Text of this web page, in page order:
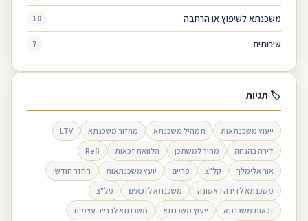
משכנתא לשיפוץ או הרחבה 10
שירותים 7
🏷 תגיות
ייעוץ משכנתאות תמהיל משכנתא מחזור משכנתא
LTV
דירה בהנחה
מחיר למשתכן הלוואת זכאות
Refi
אור אלימלך
קל"צ פריים יועץ משכנתאות
החזר חודשי
משכנתא לדירה ראשונה
משכנתא לזכאים
מל"צ
זכאות משכנתא
ייעוץ משכנתא
משכנתא לבנייה עצמית